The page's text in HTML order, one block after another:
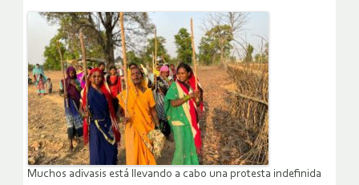
Muchos adivasis está llevando a cabo una protesta indefinida